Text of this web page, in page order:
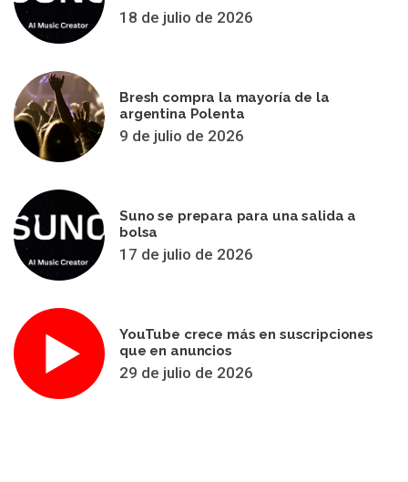
18 de julio de 2026
Bresh compra la mayoría de la
argentina Polenta
9 de julio de 2026
Suno se prepara para una salida a
bolsa
17 de julio de 2026
YouTube crece más en suscripciones
que en anuncios
29 de julio de 2026